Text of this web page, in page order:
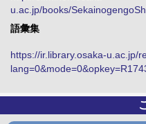
u.ac.jp/books/
語彙集
https://ir.library.osaka-u.ac.jp/